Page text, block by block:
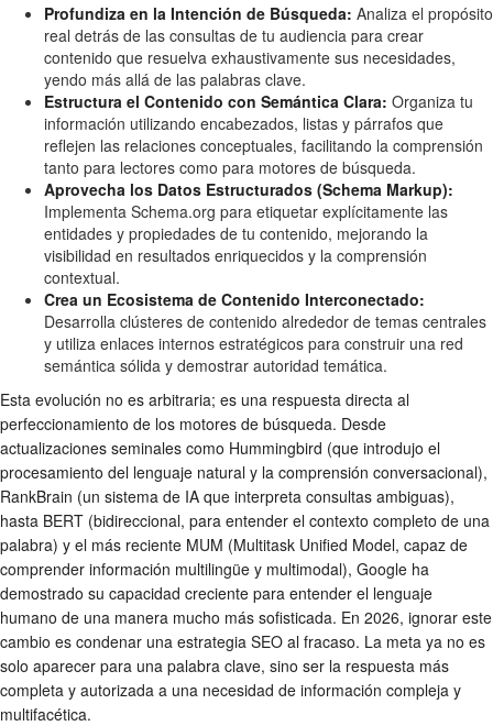
Profundiza en la Intención de Búsqueda: Analiza el propósito
real detrás de las consultas de tu audiencia para crear
contenido que resuelva exhaustivamente sus necesidades,
yendo más allá de las palabras clave.
Estructura el Contenido con Semántica Clara: Organiza tu
información utilizando encabezados, listas y párrafos que
reflejen las relaciones conceptuales, facilitando la comprensión
tanto para lectores como para motores de búsqueda.
Aprovecha los Datos Estructurados (Schema Markup):
Implementa Schema.org para etiquetar explícitamente las
entidades y propiedades de tu contenido, mejorando la
visibilidad en resultados enriquecidos y la comprensión
contextual.
Crea un Ecosistema de Contenido Interconectado:
Desarrolla clústeres de contenido alrededor de temas centrales
y utiliza enlaces internos estratégicos para construir una red
semántica sólida y demostrar autoridad temática.
Esta evolución no es arbitraria; es una respuesta directa al
perfeccionamiento de los motores de búsqueda. Desde
actualizaciones seminales como Hummingbird (que introdujo el
procesamiento del lenguaje natural y la comprensión conversacional),
RankBrain (un sistema de IA que interpreta consultas ambiguas),
hasta BERT (bidireccional, para entender el contexto completo de una
palabra) y el más reciente MUM (Multitask Unified Model, capaz de
comprender información multilingüe y multimodal), Google ha
demostrado su capacidad creciente para entender el lenguaje
humano de una manera mucho más sofisticada. En 2026, ignorar este
cambio es condenar una estrategia SEO al fracaso. La meta ya no es
solo aparecer para una palabra clave, sino ser la respuesta más
completa y autorizada a una necesidad de información compleja y
multifacética.